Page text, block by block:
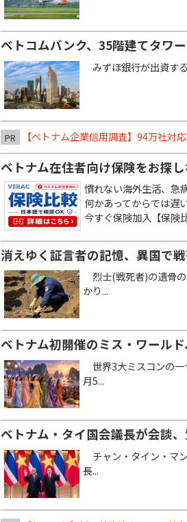
ベトコムバンク、35階建てタワ
みずほ銀行が出資す
PR 【ベトナム企業信用調査】94万社対
ベトナム在住者向け保険をお探
慣れない海外生活、急
何かあってからでは遅
今すぐ保険加入【保険
消えゆく証言者の記憶、異国で
烈士(戦死者)の遺骨
かり...
ベトナム初開催のミス・ワール
世界3大ミスコンの
月5...
ベトナム・タイ国会議長が会談
チャン・タイン・マ
長...